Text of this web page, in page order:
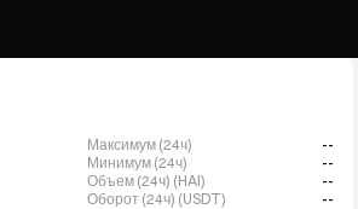
Максимум (24ч)
--
Минимум (24ч)
--
Объем (24ч) (HAI)
--
Оборот (24ч) (USDT)
--